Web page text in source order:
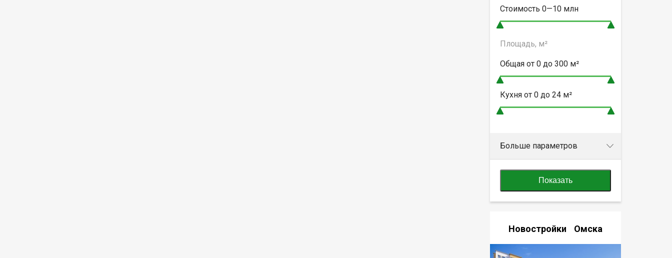
Стоимость 0—10млн
Площадь, м²
Общая от 0 до 300м²
Кухня от 0 до 24м²
Больше параметров
Показать
Новостройки Омска